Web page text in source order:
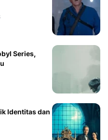
Series,
Identitas dan